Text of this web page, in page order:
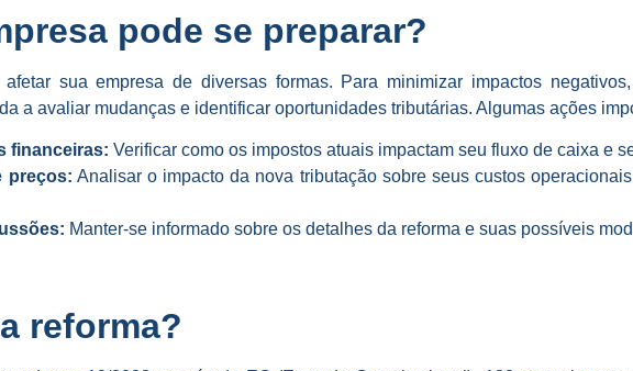
pode se preparar?
sua empresa de diversas formas. Para minimizar impactos
a avaliar mudanças e identificar oportunidades tributárias. Algumas ações
financeiras: Verificar como os impostos atuais impactam seu fluxo de caixa e
preços: Analisar o impacto da nova tributação sobre seus custos
Manter-se informado sobre os detalhes da reforma e suas possíveis
reforma?